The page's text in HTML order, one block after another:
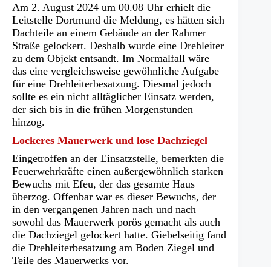
Am 2. August 2024 um 00.08 Uhr erhielt die
Leitstelle Dortmund die Meldung, es hätten sich
Dachteile an einem Gebäude an der Rahmer
Straße gelockert. Deshalb wurde eine Drehleiter
zu dem Objekt entsandt. Im Normalfall wäre
das eine vergleichsweise gewöhnliche Aufgabe
für eine Drehleiterbesatzung. Diesmal jedoch
sollte es ein nicht alltäglicher Einsatz werden,
der sich bis in die frühen Morgenstunden
hinzog.
Lockeres Mauerwerk und lose Dachziegel
Eingetroffen an der Einsatzstelle, bemerkten die
Feuerwehrkräfte einen außergewöhnlich starken
Bewuchs mit Efeu, der das gesamte Haus
überzog. Offenbar war es dieser Bewuchs, der
in den vergangenen Jahren nach und nach
sowohl das Mauerwerk porös gemacht als auch
die Dachziegel gelockert hatte. Giebelseitig fand
die Drehleiterbesatzung am Boden Ziegel und
Teile des Mauerwerks vor.